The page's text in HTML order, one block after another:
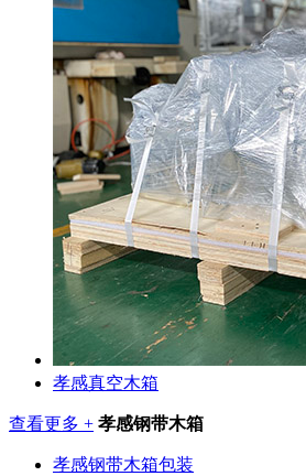
孝感真空木箱
查看更多 + 孝感钢带木箱
孝感钢带木箱包装